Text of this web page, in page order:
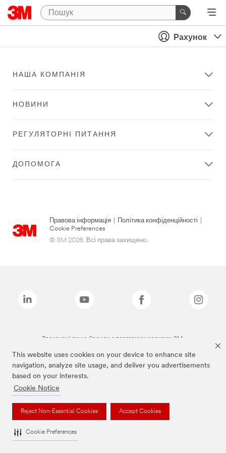
This website uses cookies on your device to enhance site
navigation, analyze site usage, and deliver you advertisements
based on your interests.
Cookie Notice
Reject Non-Essential Cookies Accept Cookies
Cookie Preferences
Рахунок
НАША КОМПАНІЯ
НОВИНИ
РЕГУЛЯТОРНІ ПИТАННЯ
ДОПОМОГА
Правова інформація Політика конфіденційності
Cookie Preferences
© 3M 2026. Всі права захищено..
Зазначені вище бренди є торговими марками 3M.